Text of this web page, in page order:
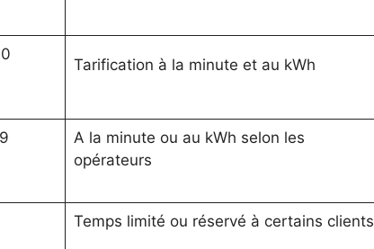
Tarification à la minute et au kWh
A la minute ou au kWh selon les
opérateurs
Temps limité ou réservé à certains clients